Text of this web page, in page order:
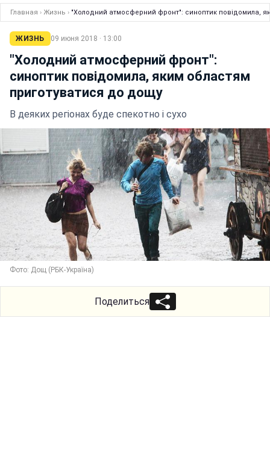
Главная › Жизнь › "Холодний атмосферний фронт": синоптик повідомила,
ЖИЗНЬ 09 июня 2018 · 13:00
"Холодний атмосферний фронт":
синоптик повідомила, яким областям
приготуватися до дощу
В деяких регіонах буде спекотно і сухо
Фото: Дощ (РБК-Україна)
Поделиться